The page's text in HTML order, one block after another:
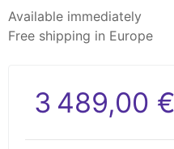
Available immediately
Free shipping in Europe
3 489,00 €